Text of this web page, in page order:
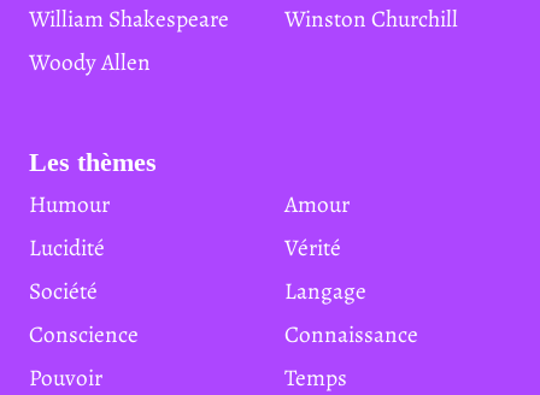
William Shakespeare
Winston Churchill
Woody Allen
Les thèmes
Humour
Amour
Lucidité
Vérité
Société
Langage
Conscience
Connaissance
Pouvoir
Temps